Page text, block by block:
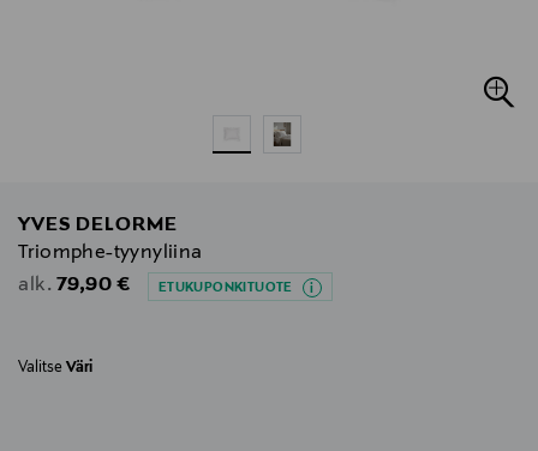
YVES DELORME
Triomphe-tyynyliina
alk. Original Price
79,90 € ETUKUPONKITUOTE
Valitse Väri